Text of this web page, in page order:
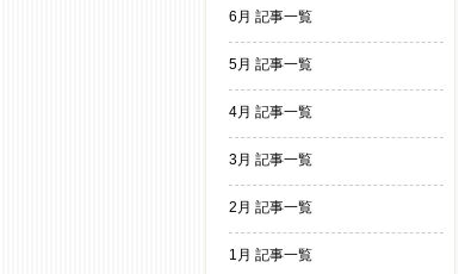
6月 記事一覧
5月 記事一覧
4月 記事一覧
3月 記事一覧
2月 記事一覧
1月 記事一覧